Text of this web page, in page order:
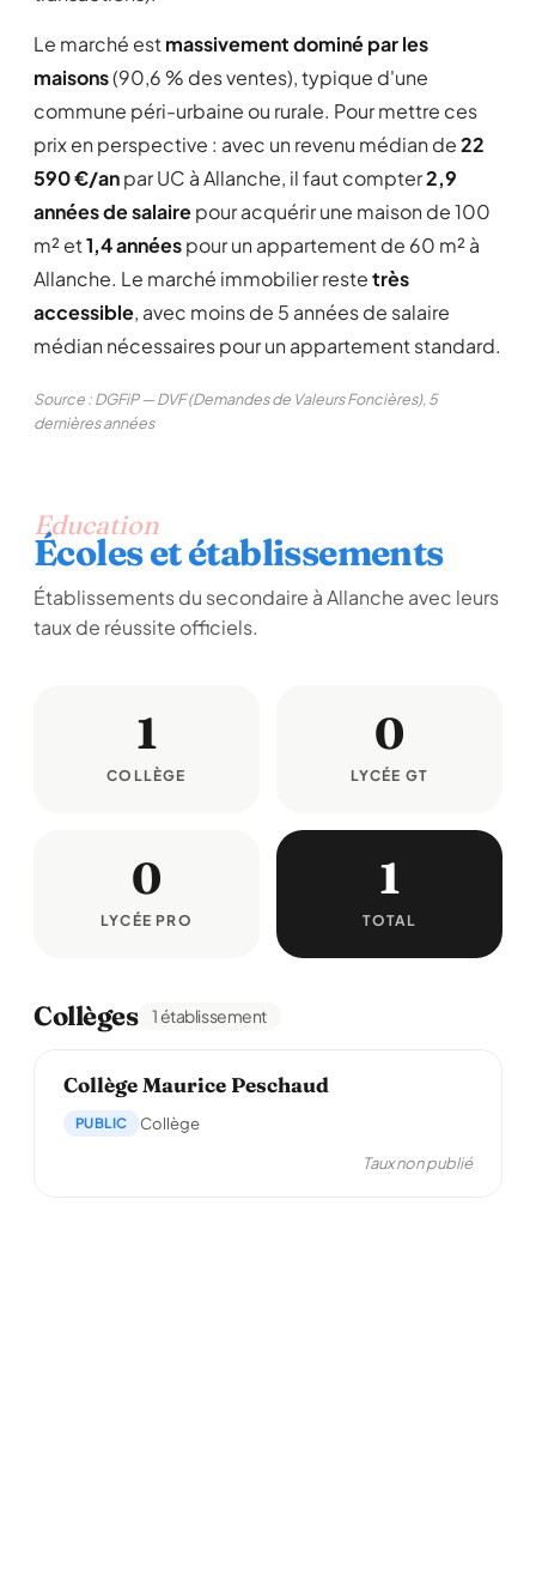
Le marché estmassivement dominé par les
maisons(90,6 % des ventes), typique d'une
commune péri-urbaine ou rurale. Pour mettre ces
prix en perspective : avec un revenu médian de22
590 €/anpar UC à Allanche, il faut compter2,9
années de salairepour acquérir une maison de 100
m² et1,4 annéespour un appartement de 60 m² à
Allanche. Le marché immobilier restetrès
accessible, avec moins de 5 années de salaire
médian nécessaires pour un appartement standard.
Source : DGFiP — DVF (Demandes de Valeurs Foncières), 5
dernières années
Education
Écoles et établissements
Établissements du secondaire à Allanche avec leurs
taux de réussite officiels.
1
COLLÈGE
0
LYCÉE GT
0
LYCÉE PRO
1
TOTAL
Collèges 1 établissement
Collège Maurice Peschaud
PUBLIC Collège
Taux non publié